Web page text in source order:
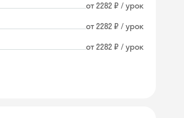
от 2282 ₽ / урок
от 2282 ₽ / урок
от 2282 ₽ / урок